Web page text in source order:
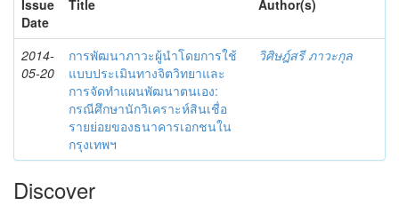
Issue
Date
Title Author(s)
2014-
05-20
การพัฒนาภาวะผู้นำโดยการใช้
แบบประเมินทางจิตวิทยาและ
การจัดทำแผนพัฒนาตนเอง:
กรณีศึกษานักวิเคราะห์สินเชื่อ
รายย่อยของธนาคารเอกชนใน
กรุงเทพฯ
วิศิษฎ์สรี ภาวะกุล
Discover